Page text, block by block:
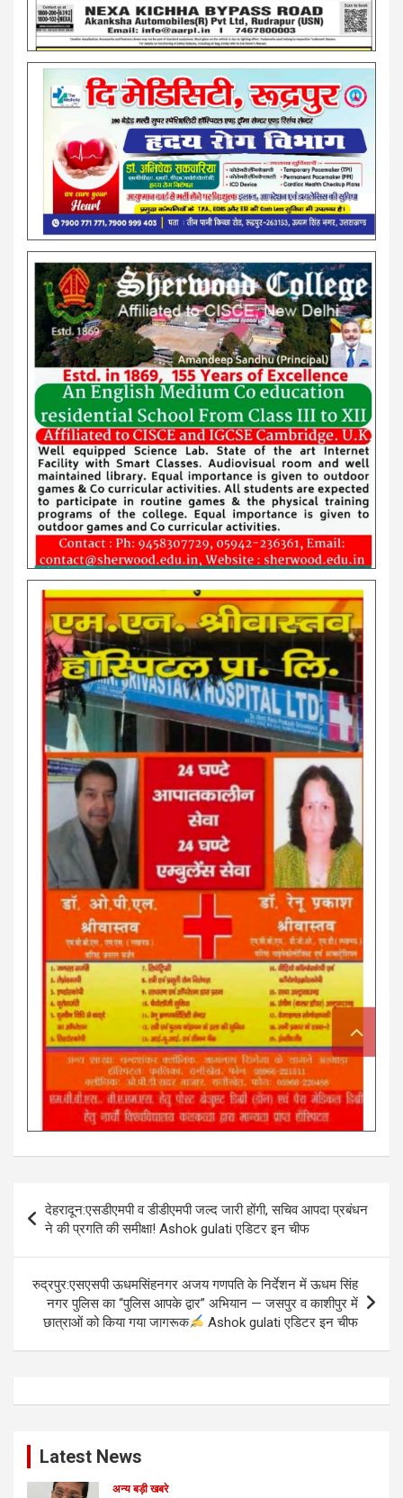
Post
navigation
देहरादून:एसडीएमपी व डीडीएमपी जल्द जारी होंगी, सचिव आपदा प्रबंधन
ने की प्रगति की समीक्षा! Ashok gulati एडिटर इन चीफ
रुद्रपुर:एसएसपी ऊधमसिंहनगर अजय गणपति के निर्देशन में ऊधम सिंह
नगर पुलिस का “पुलिस आपके द्वार” अभियान — जसपुर व काशीपुर में
छात्राओं को किया गया जागरूक
Ashok gulati एडिटर इन चीफ
Latest News
अन्य बड़ी खबरे